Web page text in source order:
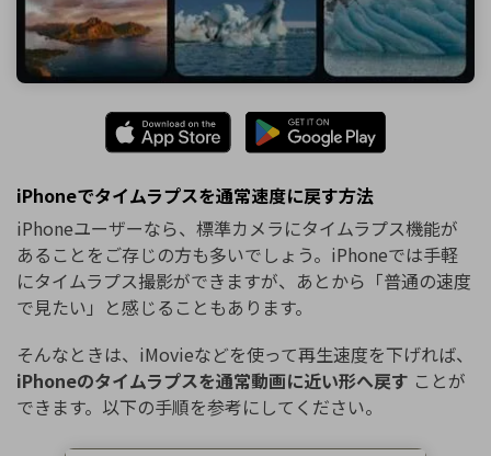
iPhoneでタイムラプスを通常速度に戻す方法
iPhoneユーザーなら、標準カメラにタイムラプス機能が
あることをご存じの方も多いでしょう。iPhoneでは手軽
にタイムラプス撮影ができますが、あとから「普通の速度
で見たい」と感じることもあります。
そんなときは、iMovieなどを使って再生速度を下げれば、
iPhoneのタイムラプスを通常動画に近い形へ戻す ことが
できます。以下の手順を参考にしてください。